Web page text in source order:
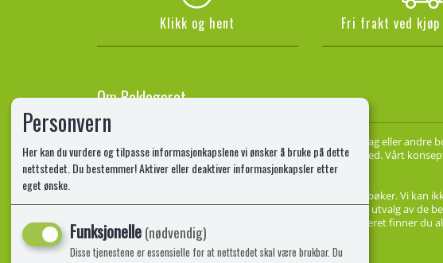
Klikk og hent Fri frakt ved
Om Boklageret
Boklageret er et uavhengig bokutsalg. Vi er ikke eid av forlag eller andre
vi er en liten og raskt voksende aktør i et veletablert marked. Vårt
enkelt: Vi selger gode bøker -billig!
Vi i Boklageret ønsker å tilby Norges beste priser på gode bøker. Vi kan
alle bøker som finnes i vårt sortement, men vi har et stort utvalg av de
de beste prisene. Vi har bøker for enhver smak, på Boklageret finner du
enten det er til deg selv, eller du vil glede andre.
Personvern
Her kan du vurdere og tilpasse informasjonkapslene vi ønsker å bruke på dette
nettstedet. Du bestemmer! Aktiver eller deaktiver informasjonkapsler etter
eget ønske.
Funksjonelle(nødvendig)
Disse tjenestene er essensielle for at nettstedet skal være brukbar. Du